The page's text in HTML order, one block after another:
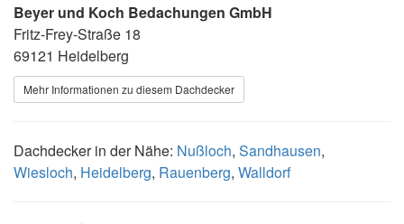
Beyer und Koch Bedachungen GmbH
Fritz-Frey-Straße 18
69121 Heidelberg
Mehr Informationen zu diesem Dachdecker
Dachdecker in der Nähe: Nußloch, Sandhausen,
Wiesloch, Heidelberg, Rauenberg, Walldorf